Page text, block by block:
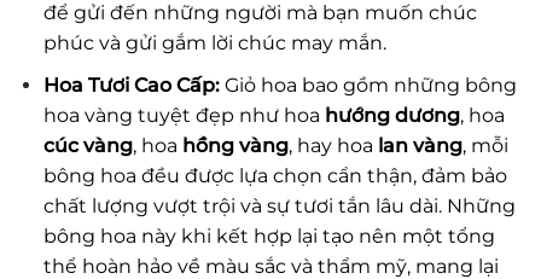
để gửi đến những người mà bạn muốn chúc
phúc và gửi gắm lời chúc may mắn.
Hoa Tươi Cao Cấp:Giỏ hoa bao gồm những bông
hoa vàng tuyệt đẹp như hoa hướng dương, hoa
cúc vàng, hoa hồng vàng, hay hoa lan vàng, mỗi
bông hoa đều được lựa chọn cẩn thận, đảm bảo
chất lượng vượt trội và sự tươi tắn lâu dài. Những
bông hoa này khi kết hợp lại tạo nên một tổng
thể hoàn hảo về màu sắc và thẩm mỹ, mang lại